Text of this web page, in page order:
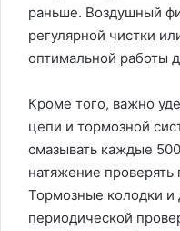
раньше. Воздушный
регулярной чистки
оптимальной работы
Кроме того, важно
цепи и тормозной
смазывать каждые
натяжение
Тормозные колодки и
периодической